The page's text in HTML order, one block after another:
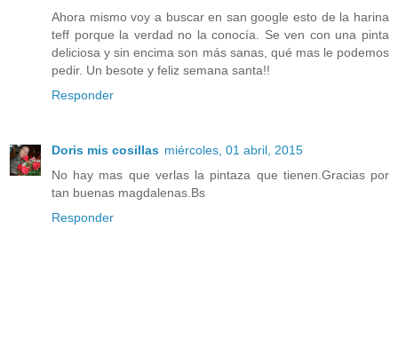
Ahora mismo voy a buscar en san google esto de la harina
teff porque la verdad no la conocía. Se ven con una pinta
deliciosa y sin encima son más sanas, qué mas le podemos
pedir. Un besote y feliz semana santa!!
Responder
Doris mis cosillas miércoles, 01 abril, 2015
No hay mas que verlas la pintaza que tienen.Gracias por
tan buenas magdalenas.Bs
Responder